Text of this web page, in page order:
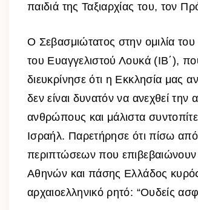
παιδιά της Ταξιαρχίας του, τον
Ο Σεβασμιώτατος στην ομιλία
του Ευαγγελιστού Λουκά (ΙΒ΄),
διευκρίνησε ότι η Εκκλησία μας
δεν είναι δυνατόν να ανεχθεί
ανθρώπους και μάλιστα
Ισραήλ. Παρετήρησε ότι πίσω από
περιπτώσεων που επιβεβαιώνουν
Αθηνών και πάσης Ελλάδος
αρχαιοελληνικό ρητό: “Ουδείς